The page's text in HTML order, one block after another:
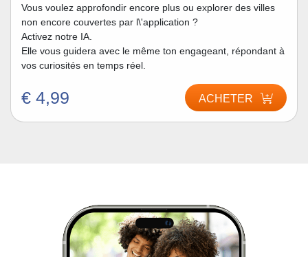
Vous voulez approfondir encore plus ou explorer des villes
non encore couvertes par l\'application ?
Activez notre IA.
Elle vous guidera avec le même ton engageant, répondant à
vos curiosités en temps réel.
€ 4,99 ACHETER